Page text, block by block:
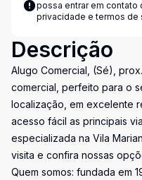
possa entrar em contato
privacidade e termos de
Descrição
Alugo Comercial, (Sé),
comercial, perfeito para o
localização, em excelente
acesso fácil as principais
especializada na Vila
visita e confira nossas
Quem somos: fundada em